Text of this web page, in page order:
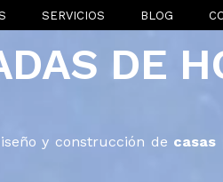
SERVICIOS BLOG
DE
y construcción de casas